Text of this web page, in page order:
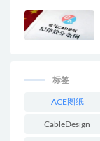
标签
ACE图纸
CableDesign